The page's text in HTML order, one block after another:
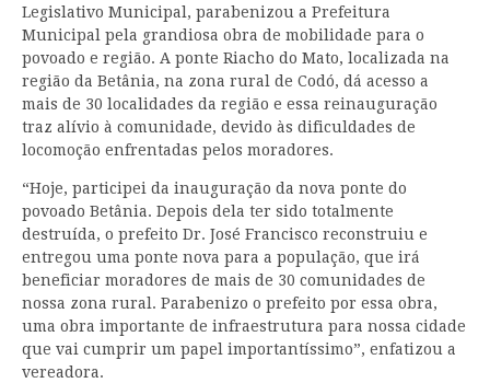
Legislativo Municipal, parabenizou a Prefeitura
Municipal pela grandiosa obra de mobilidade para o
povoado e região. A ponte Riacho do Mato, localizada na
região da Betânia, na zona rural de Codó, dá acesso a
mais de 30 localidades da região e essa reinauguração
traz alívio à comunidade, devido às dificuldades de
locomoção enfrentadas pelos moradores.
“Hoje, participei da inauguração da nova ponte do
povoado Betânia. Depois dela ter sido totalmente
destruída, o prefeito Dr. José Francisco reconstruiu e
entregou uma ponte nova para a população, que irá
beneficiar moradores de mais de 30 comunidades de
nossa zona rural. Parabenizo o prefeito por essa obra,
uma obra importante de infraestrutura para nossa cidade
que vai cumprir um papel importantíssimo”, enfatizou a
vereadora.